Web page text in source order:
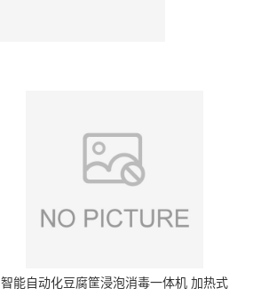
智能自动化豆腐筐浸泡消毒一体机 加热式